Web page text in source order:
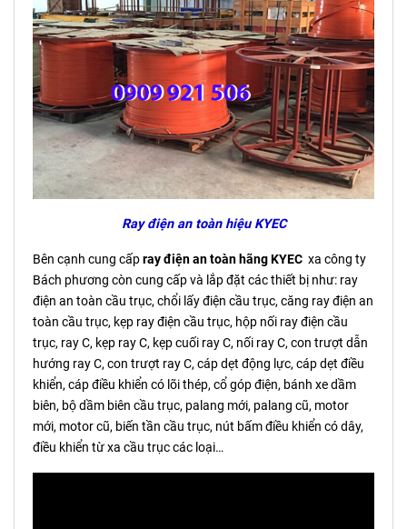
Ray điện an toàn hiệu KYEC
Bên cạnh cung cấpray điện an toàn hãng KYEC xa công ty
Bách phương còn cung cấp và lắp đặt các thiết bị như: ray
điện an toàn cầu trục, chổi lấy điện cầu trục, căng ray điện an
toàn cầu trục, kẹp ray điện cầu trục, hộp nối ray điện cầu
trục, ray C, kẹp ray C, kẹp cuối ray C, nối ray C, con trượt dẫn
hướng ray C, con trượt ray C, cáp dẹt động lực, cáp dẹt điều
khiển, cáp điều khiển có lõi thép, cổ góp điện, bánh xe dầm
biên, bộ dầm biên cầu trục, palang mới, palang cũ, motor
mới, motor cũ, biến tần cầu trục, nút bấm điều khiển có dây,
điều khiển từ xa cầu trục các loại…